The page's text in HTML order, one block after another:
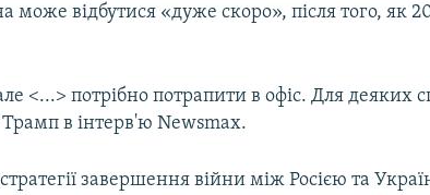
може відбутися «дуже скоро», після того, як
<...> потрібно потрапити в офіс. Для деяких
Трамп в інтерв'ю Newsmax.
завершення війни між Росією та